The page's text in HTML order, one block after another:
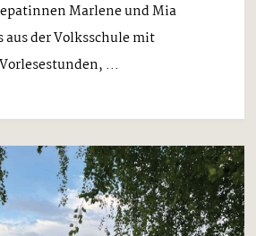
Marlene und Mia
aus der Volksschule mit
...